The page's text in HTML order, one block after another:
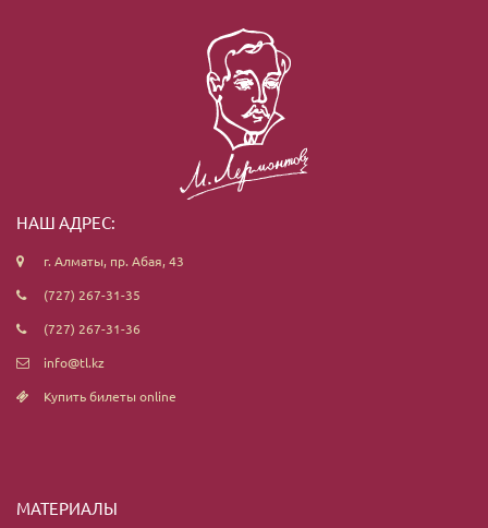
НАШ АДРЕС:
г. Алматы, пр. Абая, 43
(727) 267-31-35
(727) 267-31-36
info@tl.kz
Купить билеты online
МАТЕРИАЛЫ